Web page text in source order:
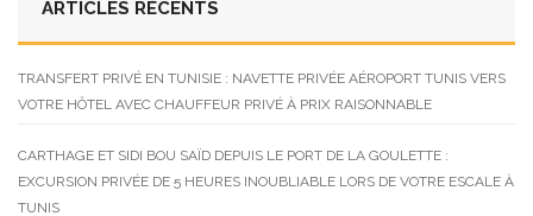
ARTICLES RÉCENTS
TRANSFERT PRIVÉ EN TUNISIE : NAVETTE PRIVÉE AÉROPORT TUNIS VERS
VOTRE HÔTEL AVEC CHAUFFEUR PRIVÉ À PRIX RAISONNABLE
CARTHAGE ET SIDI BOU SAÏD DEPUIS LE PORT DE LA GOULETTE :
EXCURSION PRIVÉE DE 5 HEURES INOUBLIABLE LORS DE VOTRE ESCALE À
TUNIS